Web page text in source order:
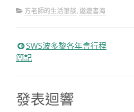
方老師的生活筆談, 遨遊書海
文
導
SWS波多黎各年會行程
簡記
發表迴響